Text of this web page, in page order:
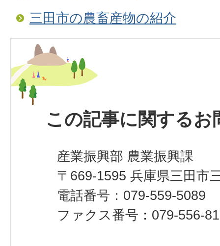
三田市の農畜産物の紹介
この記事に関するお
産業振興部 農業振興課
〒669-1595 兵庫県三田市
電話番号：079-559-5089
ファクス番号：079-556-